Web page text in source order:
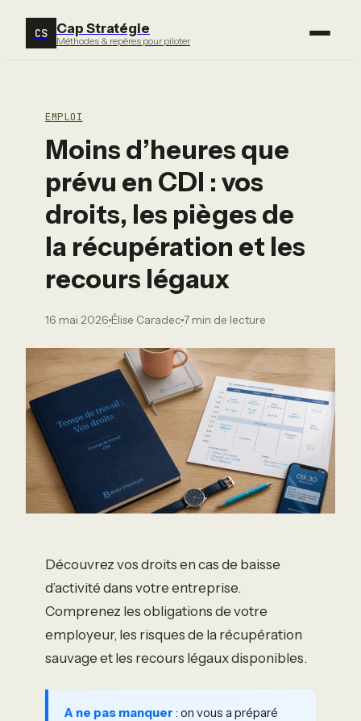
CS Cap Stratégie
Méthodes & repères pour piloter
EMPLOI
Moins d’heures que
prévu en CDI : vos
droits, les pièges de
la récupération et les
recours légaux
16 mai 2026
·
Élise Caradec
·
7 min de lecture
Découvrez vos droits en cas de baisse
d’activité dans votre entreprise.
Comprenez les obligations de votre
employeur, les risques de la récupération
sauvage et les recours légaux disponibles.
A ne pas manquer : on vous a préparé